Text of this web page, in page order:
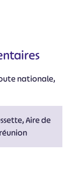
nationale,
Aire de